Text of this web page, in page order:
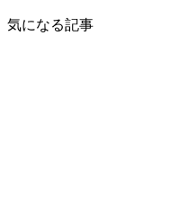
気になる記事